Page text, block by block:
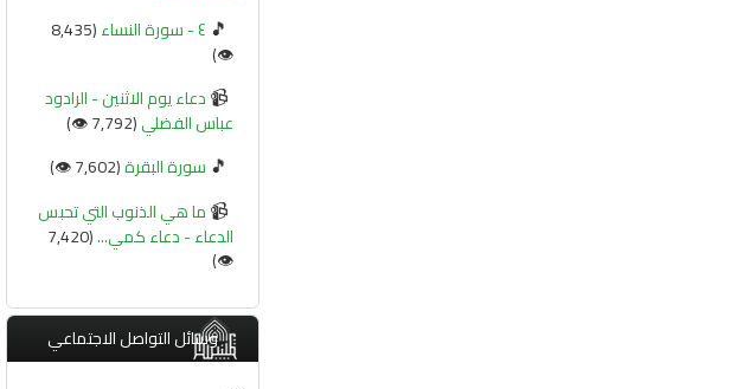
🎵 ٤ - سورة النساء
(8,435
👁️)
📹دعاء يوم الاثنين - الرادود
عباس الفضلي(7,792 👁️)
🎵 سورة البقرة(7,602 👁️)
📹ما هي الذنوب التي تحبس
الدعاء - دعاء كمي... (7,420
👁️)
وسائل التواصل الاجتماعي